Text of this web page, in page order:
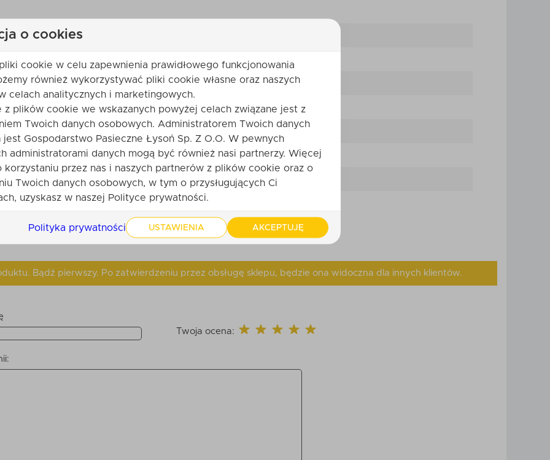
Bądź pierwszy. Po zatwierdzeniu przez obsługę sklepu, będzie ona widoczna dla innych klientów.
Twoja ocena:
o cookies
cookie w celu zapewnienia prawidłowego funkcjonowania
również wykorzystywać pliki cookie własne oraz naszych
celach analitycznych i marketingowych.
z plików cookie we wskazanych powyżej celach związane jest z
Twoich danych osobowych. Administratorem Twoich danych
Gospodarstwo Pasieczne Łysoń Sp. Z O.O. W pewnych
administratorami danych mogą być również nasi partnerzy. Więcej
korzystaniu przez nas i naszych partnerów z plików cookie oraz o
Twoich danych osobowych, w tym o przysługujących Ci
uzyskasz w naszej Polityce prywatności.
Polityka prywatności USTAWIENIA AKCEPTUJĘ